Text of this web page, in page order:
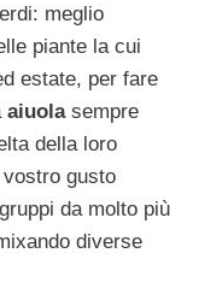
meglio
piante la cui
estate, per fare
aiuolasempre
della loro
gusto
da molto più
diverse